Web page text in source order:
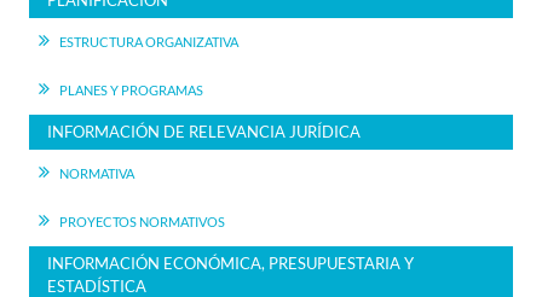
ESTRUCTURA ORGANIZATIVA
PLANES Y PROGRAMAS
INFORMACIÓN DE RELEVANCIA JURÍDICA
NORMATIVA
PROYECTOS NORMATIVOS
INFORMACIÓN ECONÓMICA, PRESUPUESTARIA Y
ESTADÍSTICA